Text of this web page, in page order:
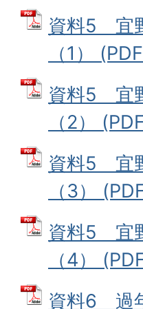
資料5 宜
（1）
資料5 宜
（2）
資料5 宜
（3）
資料5 宜
（4）
資料6 過